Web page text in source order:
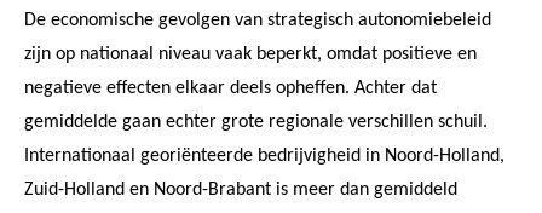
De economische gevolgen van strategisch autonomiebeleid
zijn op nationaal niveau vaak beperkt, omdat positieve en
negatieve effecten elkaar deels opheffen. Achter dat
gemiddelde gaan echter grote regionale verschillen schuil.
Internationaal georiënteerde bedrijvigheid in Noord-Holland,
Zuid-Holland en Noord-Brabant is meer dan gemiddeld